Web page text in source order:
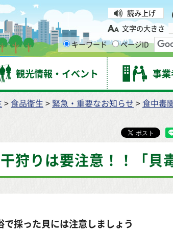
読み上げ
文字の大きさ
キーワード
ページID
観光情報・イベント 事
>食品衛生 > 緊急・重要なお知らせ >食中毒
干狩りは要注意！！「貝
で採った貝には注意しましょう